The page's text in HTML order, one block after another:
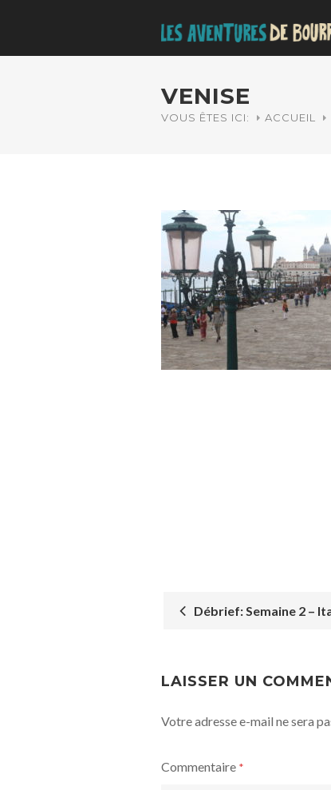
VENISE
VOUS ÊTES ICI: ACCUEIL
NAVIGATION
Débrief: Semaine 2 –
LAISSER UN
Votre adresse e-mail ne sera
Commentaire *